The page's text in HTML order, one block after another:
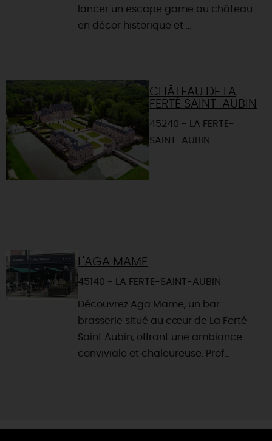
lancer un escape game au château
en décor historique et ...
CHÂTEAU DE LA
FERTÉ SAINT-AUBIN
45240 - LA FERTE-
SAINT-AUBIN
L'AGA MAME
45140 - LA FERTE-SAINT-AUBIN
Découvrez Aga Mame, un bar-
brasserie situé au cœur de La Ferté
Saint Aubin, offrant une ambiance
conviviale et chaleureuse. Prof...